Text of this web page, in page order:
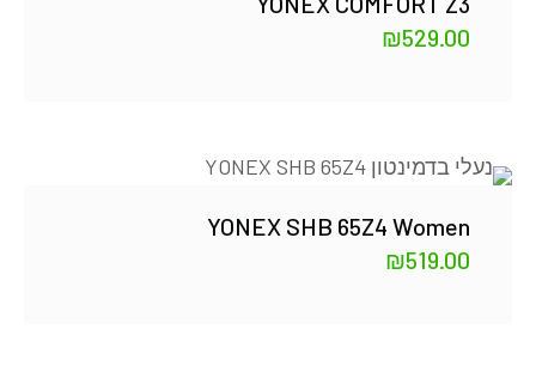
₪529.00
YONEX SHB 65Z4 Women
₪519.00